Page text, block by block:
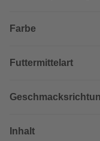
Farbe
Futtermittelart
Inhalt